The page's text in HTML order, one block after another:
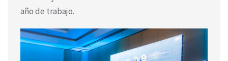
año de trabajo.